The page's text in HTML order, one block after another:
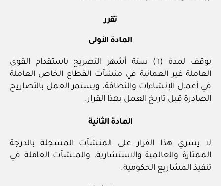
تقرر
المادة الأولى
يوقف لمدة (٦) ستة أشهر التصريح باستقدام القوى
العاملة غير العمانية في منشآت القطاع الخاص العاملة
في أعمال الإنشاءات والنظافة، ويستمر العمل بالتصاريح
الصادرة قبل تاريخ العمل بهذا القرار.
المادة الثانية
لا يسري هذا القرار على المنشآت المسجلة بالدرجة
الممتازة والعالمية والاستشارية، والمنشآت العاملة في
تنفيذ المشاريع الحكومية.